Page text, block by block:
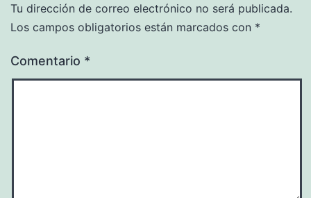
Tu dirección de correo electrónico no será publicada.
Los campos obligatorios están marcados con *
Comentario *